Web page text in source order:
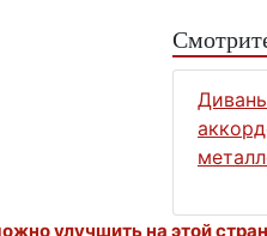
улучшить на этой